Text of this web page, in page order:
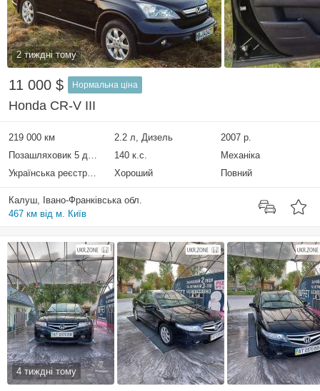
2 тиждні тому
11 000 $ Нормальна ціна
Honda CR-V III
219 000 км 2.2 л, Дизель
2007 р.
Позашляховик 5 дверей
140 к.с.
Механіка
Українська реєстрація
Хороший Повний
Калуш, Івано-Франківська обл.
467 км від м. Київ
4 тиждні тому